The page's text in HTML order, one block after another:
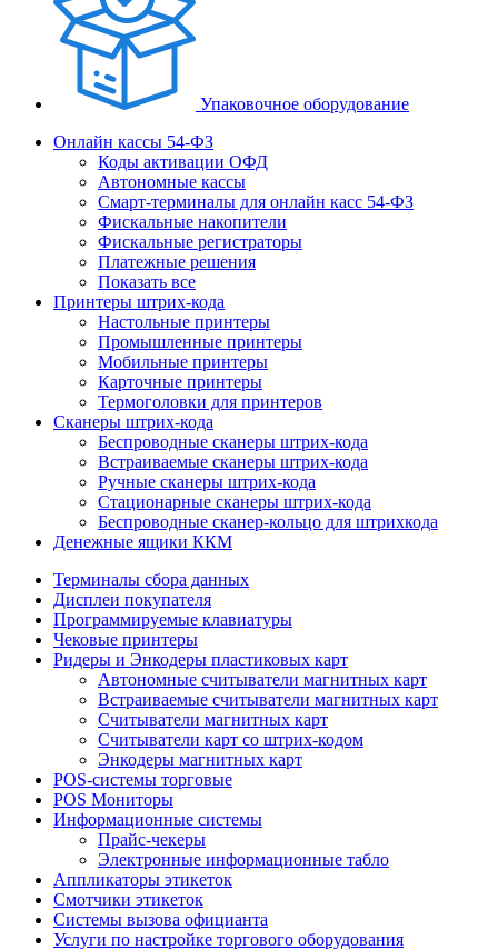
Упаковочное оборудование
Онлайн кассы 54-ФЗ
Коды активации ОФД
Автономные кассы
Смарт-терминалы для онлайн касс 54-ФЗ
Фискальные накопители
Фискальные регистраторы
Платежные решения
Показать все
Принтеры штрих-кода
Настольные принтеры
Промышленные принтеры
Мобильные принтеры
Карточные принтеры
Термоголовки для принтеров
Сканеры штрих-кода
Беспроводные сканеры штрих-кода
Встраиваемые сканеры штрих-кода
Ручные сканеры штрих-кода
Стационарные сканеры штрих-кода
Беспроводные сканер-кольцо для штрихкода
Денежные ящики ККМ
Терминалы сбора данных
Дисплеи покупателя
Программируемые клавиатуры
Чековые принтеры
Ридеры и Энкодеры пластиковых карт
Автономные считыватели магнитных карт
Встраиваемые считыватели магнитных карт
Считыватели магнитных карт
Считыватели карт со штрих-кодом
Энкодеры магнитных карт
POS-системы торговые
POS Мониторы
Информационные системы
Прайс-чекеры
Электронные информационные табло
Аппликаторы этикеток
Смотчики этикеток
Системы вызова официанта
Услуги по настройке торгового оборудования